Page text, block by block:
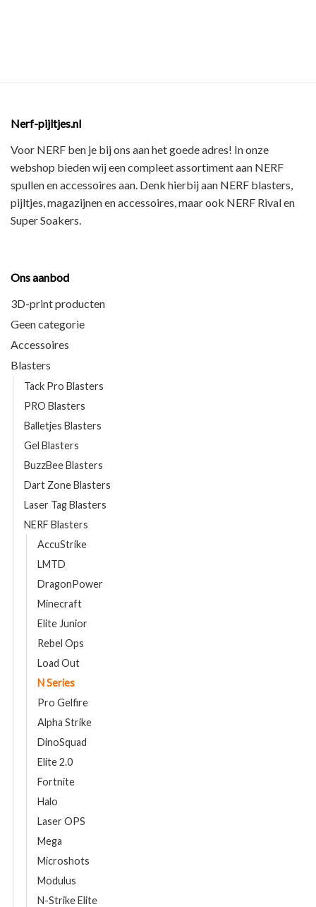
Nerf-pijltjes.nl
Voor NERF ben je bij ons aan het goede adres! In onze
webshop bieden wij eencompleet assortimentaan NERF
spullen en accessoires aan. Denk hierbij aan NERF blasters,
pijltjes, magazijnen en accessoires, maar ook NERF Rival en
Super Soakers.
Ons aanbod
3D-print producten
Geen categorie
Accessoires
Blasters
Tack Pro Blasters
PRO Blasters
Balletjes Blasters
Gel Blasters
BuzzBee Blasters
Dart Zone Blasters
Laser Tag Blasters
NERF Blasters
AccuStrike
LMTD
DragonPower
Minecraft
Elite Junior
Rebel Ops
Load Out
N Series
Pro Gelfire
Alpha Strike
DinoSquad
Elite 2.0
Fortnite
Halo
Laser OPS
Mega
Microshots
Modulus
N-Strike Elite